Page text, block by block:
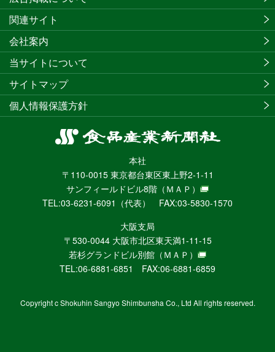
食
産
業
新
聞
社
ニ
ュ
ー
WEB
本社
〒110-0015 東京都台東区東上野2-1-11
サンフィールドビル8階 （ＭＡＰ）
TEL:03-6231-6091（代表） FAX:03-5830-1570
大阪支局
〒530-0044 大阪市北区東天満1-11-15
若杉グランドビル別館 （ＭＡＰ）
TEL:06-6881-6851 FAX:06-6881-6859
関連サイト
会社案内
当サイトについて
サイトマップ
個人情報保護方針
Copyright c Shokuhin Sangyo Shimbunsha Co., Ltd All rights reserved.